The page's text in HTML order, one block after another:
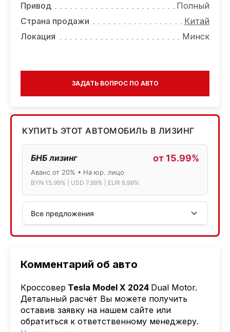
Комментарий об авто
Кроссовер Tesla Model X 2024 Dual Motor.
Детальный расчёт Вы можете получить
оставив заявку на нашем сайте или
обратиться к ответственному менеджеру.
Привод
Полный
Страна продажи
Китай
Локация
Минск
ЗАДАТЬ ВОПРОС ПО АВТО
КУПИТЬ ЭТОТ АВТОМОБИЛЬ В ЛИЗИНГ
БНБ лизинг от 15.99%
Аванс от 20% • На юр. лицо
BYN 15.99% | USD 7.99% | EUR 6.99%
Все предложения
АСБ лизинг
Лизинг: BYN 17% | USD 7.99% | EUR 6.99%
Также доступен кредит "Проще простого" 18.9%
Активлизиг